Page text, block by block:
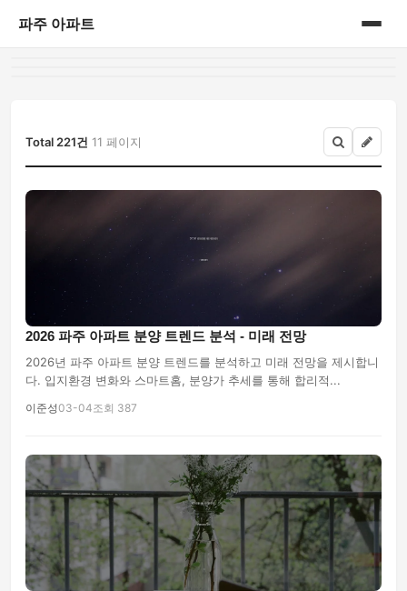
파주 아파트
Total 221건 11 페이지
2026 파주 아파트 분양 트렌드 분석 - 미래 전망
2026년 파주 아파트 분양 트렌드를 분석하고 미래 전망을 제시합니
다. 입지환경 변화와 스마트홈, 분양가 추세를 통해 합리적...
이준성03-04조회 387